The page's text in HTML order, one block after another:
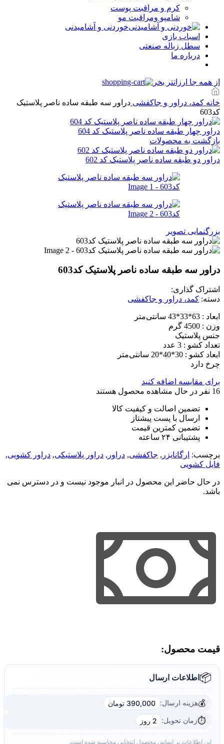
کرم و مراقبت پوست
شامپو ومراقبت مو
خوردنی و آشامیدنی
اسباب بازی
سطل زباله صنعتی
درباره ما
از همه جا ارزانتر بخر
خانه کمد، دراور و جاکفشی دراور سه طبقه ساده ناصر پلاستیک
کد603
دراور چهار طبقه ساده ناصر پلاستیک کد 604
بازگشت به محصولات
دراور دو طبقه ساده ناصر پلاستیک کد 602
بزرگنمایی تصویر
دراور سه طبقه ساده ناصر پلاستیک کد603
اشتراک گذاری:
دسته: کمد، دراور و جاکفشی
ابعاد : 63*33*43 سانتی‌متر
وزن : 4500 گرم
جنس پلاستیک
تعداد کشو : 3 عدد
ابعاد کشو : 30*40*20 سانتی‌متر
چرخ دارد
برای مقایسه اضافه کنید
16 نفر در حال مشاهده محصول هستند
تضمین اصالت و کیفیت کالا
ارسال با پست پیشتاز
تضمین کمترین قیمت
پشتیبانی ۲۴ ساعته
برچسب: ارگانایزر , جاکفشی, دراور , دراور پلاستیکی, دراور کشویی,
فایل کشویی
در حال حاضر این محصول در انبار موجود نیست و در دسترس نمی
باشد.
قیمت محصول:​
📦اطلاعات ارسال
💰هزینه ارسال: 390,000 تومان
⏱️زمان تحویل: 2 روز
این اطلاعات بر اساس محصول انتخابی محاسبه شده است.